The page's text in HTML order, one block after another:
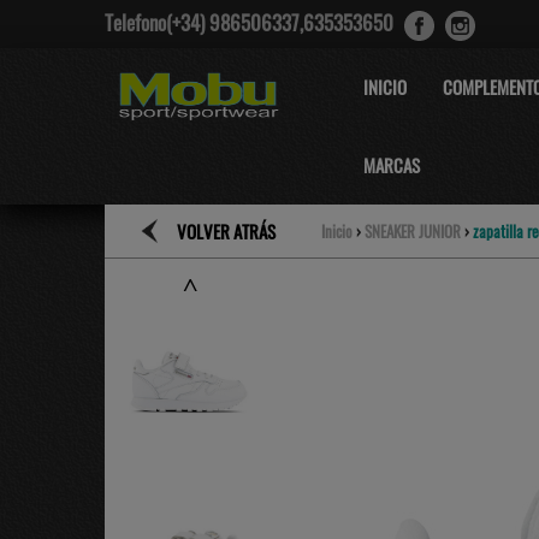
Telefono(+34) 986506337,635353650
INICIO
MARCAS
VOLVER ATRÁS Inicio › SNEAKER JUNIOR ›zapatilla
˄